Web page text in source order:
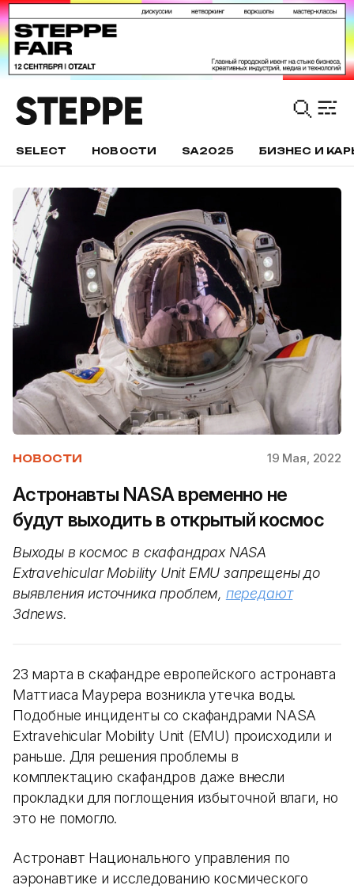
SELECT НОВОСТИ SA2025 БИЗНЕС И
НОВОСТИ 19 Мая, 2022
Астронавты NASA временно не
будут выходить в открытый космос
Выходы в космос в скафандрах NASA
Extravehicular Mobility Unit EMU запрещены до
выявления источника проблем, передают
3dnews.
23 марта в скафандре европейского астронавта
Маттиаса Маурера возникла утечка воды.
Подобные инциденты со скафандрами NASA
Extravehicular Mobility Unit (EMU) происходили и
раньше. Для решения проблемы в
комплектацию скафандров даже внесли
прокладки для поглощения избыточной влаги, но
это не помогло.
Астронавт Национального управления по
аэронавтике и исследованию космического